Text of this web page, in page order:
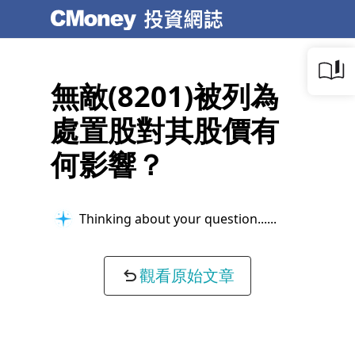
無敵(8201)被列為
處置股對其股價有
何影響？
Thinking about your question...
觀看原始文章